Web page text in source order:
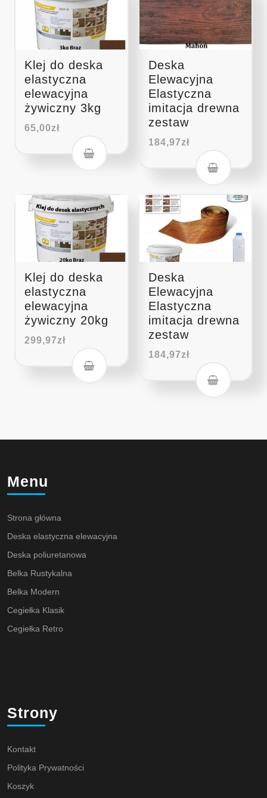
Klej do deska
elastyczna
elewacyjna
żywiczny 3kg
65,00zł
Deska
Elewacyjna
Elastyczna
imitacja drewna
zestaw
184,97zł
Klej do deska
elastyczna
elewacyjna
żywiczny 20kg
299,97zł
Deska
Elewacyjna
Elastyczna
imitacja drewna
zestaw
184,97zł
Menu
Strona główna
Deska elastyczna elewacyjna
Deska poliuretanowa
Belka Rustykalna
Belka Modern
Cegiełka Klasik
Cegiełka Retro
Strony
Kontakt
Polityka Prywatności
Koszyk